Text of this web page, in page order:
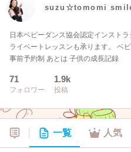
suzu☆tomomi
日本ベビーダンス協会認定インスト
ライベートレッスンも承ります。 ベ
事前予約制 あとは 子供の成長記録
71
フォロワー
1.9k
投稿
一覧 人気